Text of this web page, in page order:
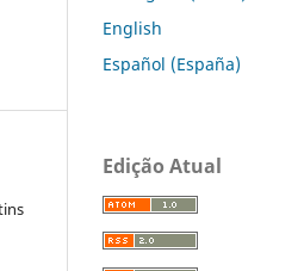
English
Español (España)
Edição Atual